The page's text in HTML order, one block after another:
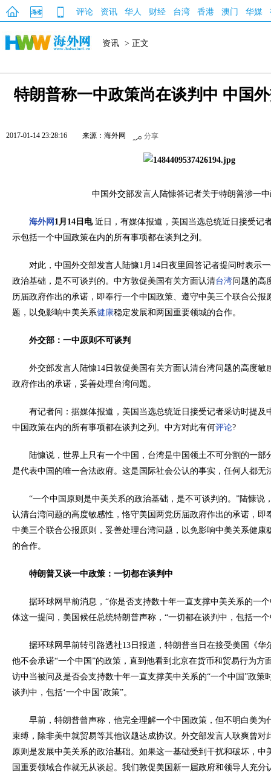
评论 资讯 华人 财经 台湾 香港 澳门 华媒
资讯 > 正文
特朗普称一中政策尚在谈判中 中国
2017-01-14 23:28:16 来源：海外网 分享
中国外交部发言人陆慷答记者关于特朗普涉一
海外网 1月14日电近日，有媒体报道，美国当选总统近日接受记
示包括一个中国政策在内的所有事项都在谈判之列。
对此，中国外交部发言人陆慷1月14日夜里回答记者提问时表示
政治基础，是不可谈判的。中方敦促美国有关方面认清台湾问题的高
历届政府作出的承诺，即奉行一个中国政策、遵守中美三个联合公报
题，以免影响中美关系健康稳定发展和两国重要领城的合作。
外交部：一中原则不可谈判
外交部发言人陆慷14日敦促美国有关方面认清台湾问题的高度敏
政府作出的承诺，妥善处理台湾问题。
有记者问：据媒体报道，美国当选总统近日接受记者采访时提及
中国政策在内的所有事项都在谈判之列。中方对此有何评论?
陆慷说，世界上只有一个中国，台湾是中国领土不可分割的一部
是代表中国的唯一合法政府。这是国际社会公认的事实，任何人都无
“一个中国原则是中美关系的政治基础，是不可谈判的。”陆慷说
认清台湾问题的高度敏感性，恪守美国两党历届政府作出的承诺，即
中美三个联合公报原则，妥善处理台湾问题，以免影响中美关系健康
的合作。
特朗普又谈一中政策：一切都在谈判中
据环球网早前消息， “你是否支持数十年一直支撑中美关系的一
体这一提问，美国候任总统特朗普声称，“一切都在谈判中，包括一
据环球网早前转引路透社13日报道，特朗普当日在接受美国《华
他不会承诺“一个中国”的政策，直到他看到北京在货币和贸易行为方
访中当被问及是否会支持数十年一直支撑美中关系的“一个中国”政策
谈判中，包括‘一个中国’政策”。
早前，特朗普曾声称，他完全理解一个中国政策，但不明白美为
束缚，除非美中就贸易等其他议题达成协议。外交部发言人耿爽曾对
原则是发展中美关系的政治基础。如果这一基础受到干扰和破坏，中
国重要领域合作就无从谈起。我们敦促美国新一届政府和领导人充分